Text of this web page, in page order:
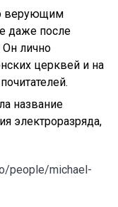
верующим
даже после
Он лично
церквей и на
название
электроразряда,
people/michael-